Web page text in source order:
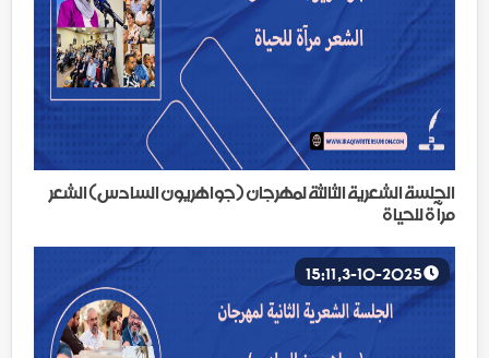
الجلسة الشعرية الثالثة لمهرجان (جواهريون السادس) الشعر
مرآة للحياة